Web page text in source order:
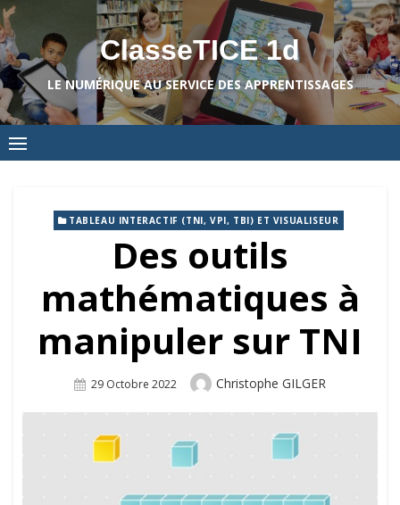
Skip
to
content
ClasseTICE 1d
LE NUMÉRIQUE AU SERVICE DES APPRENTISSAGES
TABLEAU INTERACTIF (TNI, VPI, TBI) ET VISUALISEUR
Des outils
mathématiques à
manipuler sur TNI
Posted
29 Octobre 2022 Author
Christophe GILGER